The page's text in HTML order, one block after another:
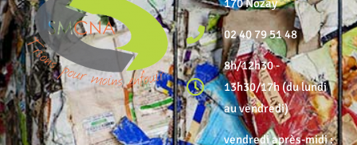
170 Nozay
02 40 79 51 48
8h/12h30 -
13h30/17h (du lundi
au vendredi)
vendredi après-midi :